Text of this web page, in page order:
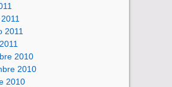
2011
2010
2010
2010